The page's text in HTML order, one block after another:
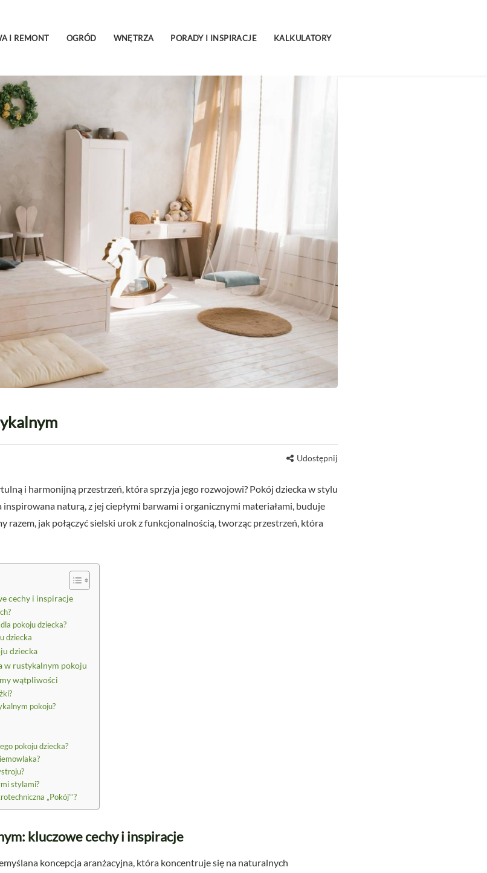
I REMONT OGRÓD WNĘTRZA PORADY I INSPIRACJE KALKULATORY
Udostępnij
i harmonijną przestrzeń, która sprzyja jego rozwojowi? Pokój dziecka w stylu
naturą, z jej ciepłymi barwami i organicznymi materiałami, buduje
razem, jak połączyć sielski urok z funkcjonalnością, tworząc przestrzeń, która
cechy i inspiracje
pokoju dziecka?
dziecka
dziecka
w rustykalnym pokoju
wątpliwości
pokoju?
pokoju dziecka?
stylami?
„Pokój”’?
kluczowe cechy i inspiracje
koncepcja aranżacyjna, która koncentruje się na naturalnych